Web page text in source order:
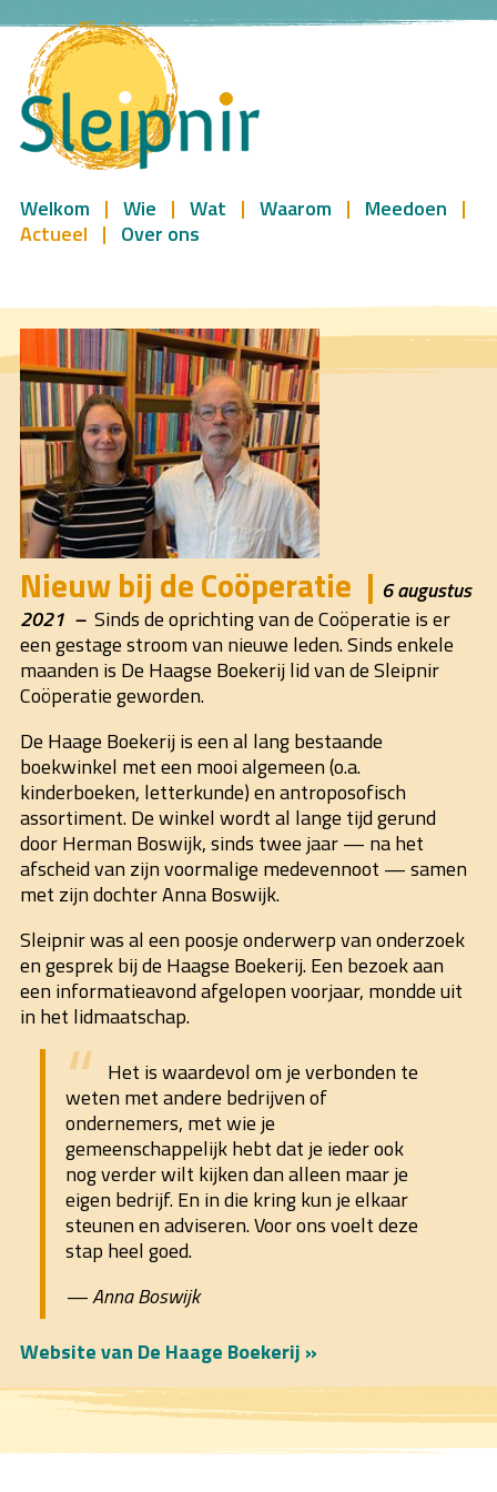
Welkom Wie Wat Waarom
Meedoen
Actueel
Over ons
Nieuw bij de Coöperatie
6 augustus
2021
Sinds de oprichting van de Coöperatie is er
een gestage stroom van nieuwe leden. Sinds enkele
maanden is De Haagse Boekerij lid van de Sleipnir
Coöperatie geworden.
De Haage Boekerij is een al lang bestaande
boekwinkel met een mooi algemeen (o.a.
kinderboeken, letterkunde) en antroposofisch
assortiment. De winkel wordt al lange tijd gerund
door Herman Boswijk, sinds twee jaar — na het
afscheid van zijn voormalige medevennoot — samen
met zijn dochter Anna Boswijk.
Sleipnir was al een poosje onderwerp van onderzoek
en gesprek bij de Haagse Boekerij. Een bezoek aan
een informatieavond afgelopen voorjaar, mondde uit
in het lidmaatschap.
Het is waardevol om je verbonden te
weten met andere bedrijven of
ondernemers, met wie je
gemeenschappelijk hebt dat je ieder ook
nog verder wilt kijken dan alleen maar je
eigen bedrijf. En in die kring kun je elkaar
steunen en adviseren. Voor ons voelt deze
stap heel goed.
Anna Boswijk
Website van De Haage Boekerij »